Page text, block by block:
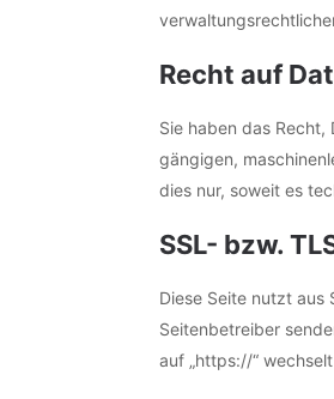
Recht auf
Sie haben das
gängigen,
dies nur, soweit es
SSL- bzw.
Diese Seite nutzt aus
Seitenbetreiber
auf „https://“